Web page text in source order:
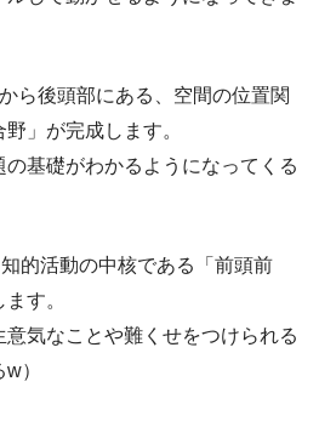
ら後頭部にある、空間の位置関
」が完成します。
基礎がわかるようになってくる
的活動の中核である「前頭前
す。
意気なことや難くせをつけられる
）